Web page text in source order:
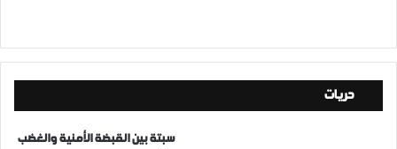
حريات
سبتة بين القبضة الأمنية والغضب